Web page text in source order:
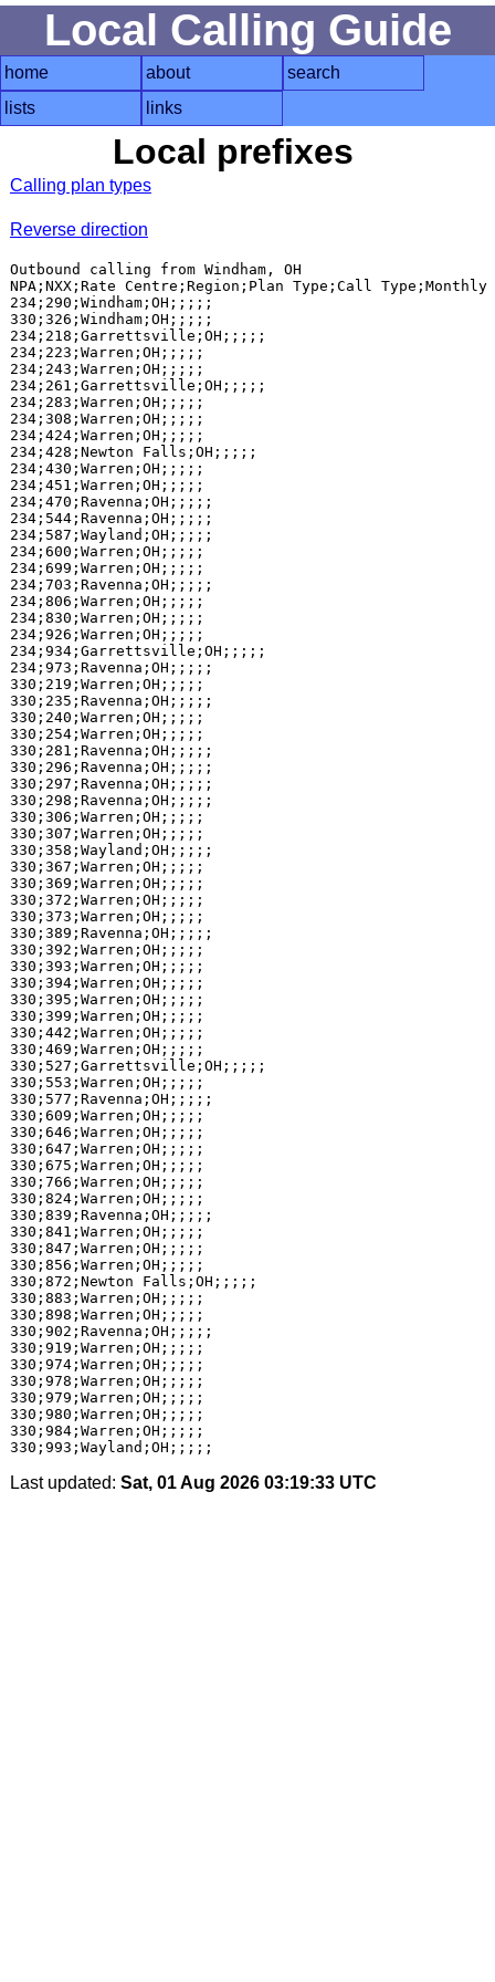
Local Calling Guide
home about
search
lists
links
Local prefixes
Calling plan types
Reverse direction
Outbound calling from Windham, OH
NPA;NXX;Rate Centre;Region;Plan Type;Call
234;290;Windham;OH;;;;;
330;326;Windham;OH;;;;;
234;218;Garrettsville;OH;;;;;
234;223;Warren;OH;;;;;
234;243;Warren;OH;;;;;
234;261;Garrettsville;OH;;;;;
234;283;Warren;OH;;;;;
234;308;Warren;OH;;;;;
234;424;Warren;OH;;;;;
234;428;Newton Falls;OH;;;;;
234;430;Warren;OH;;;;;
234;451;Warren;OH;;;;;
234;470;Ravenna;OH;;;;;
234;544;Ravenna;OH;;;;;
234;587;Wayland;OH;;;;;
234;600;Warren;OH;;;;;
234;699;Warren;OH;;;;;
234;703;Ravenna;OH;;;;;
234;806;Warren;OH;;;;;
234;830;Warren;OH;;;;;
234;926;Warren;OH;;;;;
234;934;Garrettsville;OH;;;;;
234;973;Ravenna;OH;;;;;
330;219;Warren;OH;;;;;
330;235;Ravenna;OH;;;;;
330;240;Warren;OH;;;;;
330;254;Warren;OH;;;;;
330;281;Ravenna;OH;;;;;
330;296;Ravenna;OH;;;;;
330;297;Ravenna;OH;;;;;
330;298;Ravenna;OH;;;;;
330;306;Warren;OH;;;;;
330;307;Warren;OH;;;;;
330;358;Wayland;OH;;;;;
330;367;Warren;OH;;;;;
330;369;Warren;OH;;;;;
330;372;Warren;OH;;;;;
330;373;Warren;OH;;;;;
330;389;Ravenna;OH;;;;;
330;392;Warren;OH;;;;;
330;393;Warren;OH;;;;;
330;394;Warren;OH;;;;;
330;395;Warren;OH;;;;;
330;399;Warren;OH;;;;;
330;442;Warren;OH;;;;;
330;469;Warren;OH;;;;;
330;527;Garrettsville;OH;;;;;
330;553;Warren;OH;;;;;
330;577;Ravenna;OH;;;;;
330;609;Warren;OH;;;;;
330;646;Warren;OH;;;;;
330;647;Warren;OH;;;;;
330;675;Warren;OH;;;;;
330;766;Warren;OH;;;;;
330;824;Warren;OH;;;;;
330;839;Ravenna;OH;;;;;
330;841;Warren;OH;;;;;
330;847;Warren;OH;;;;;
330;856;Warren;OH;;;;;
330;872;Newton Falls;OH;;;;;
330;883;Warren;OH;;;;;
330;898;Warren;OH;;;;;
330;902;Ravenna;OH;;;;;
330;919;Warren;OH;;;;;
330;974;Warren;OH;;;;;
330;978;Warren;OH;;;;;
330;979;Warren;OH;;;;;
330;980;Warren;OH;;;;;
330;984;Warren;OH;;;;;
Last updated: Sat, 01 Aug 2026 03:19:33 UTC